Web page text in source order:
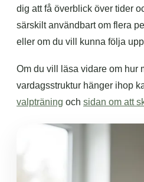
dig att få överblick över tider
särskilt användbart om flera
eller om du vill kunna följa
Om du vill läsa vidare om hur
vardagsstruktur hänger ihop
valpträning och sidan om att